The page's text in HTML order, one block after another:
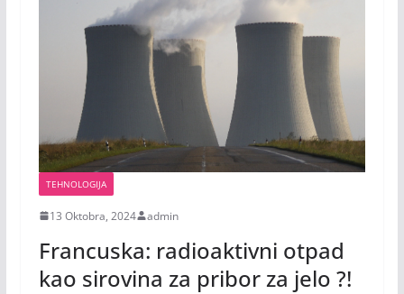
TEHNOLOGIJA
13 Oktobra, 2024 admin
Francuska: radioaktivni otpad
kao sirovina za pribor za jelo ?!